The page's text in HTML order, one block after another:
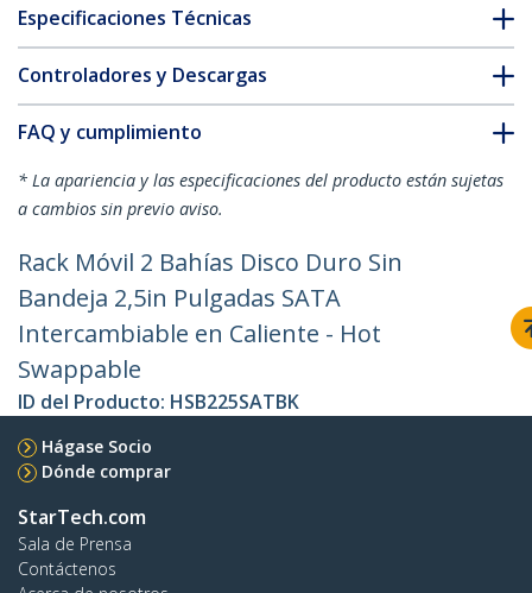
Especificaciones Técnicas
Controladores y Descargas
FAQ y cumplimiento
* La apariencia y las especificaciones del producto están sujetas
a cambios sin previo aviso.
Rack Móvil 2 Bahías Disco Duro Sin
Bandeja 2,5in Pulgadas SATA
Intercambiable en Caliente - Hot
Swappable
ID del Producto: HSB225SATBK
Hágase Socio
Dónde comprar
StarTech.com
Sala de Prensa
Contáctenos